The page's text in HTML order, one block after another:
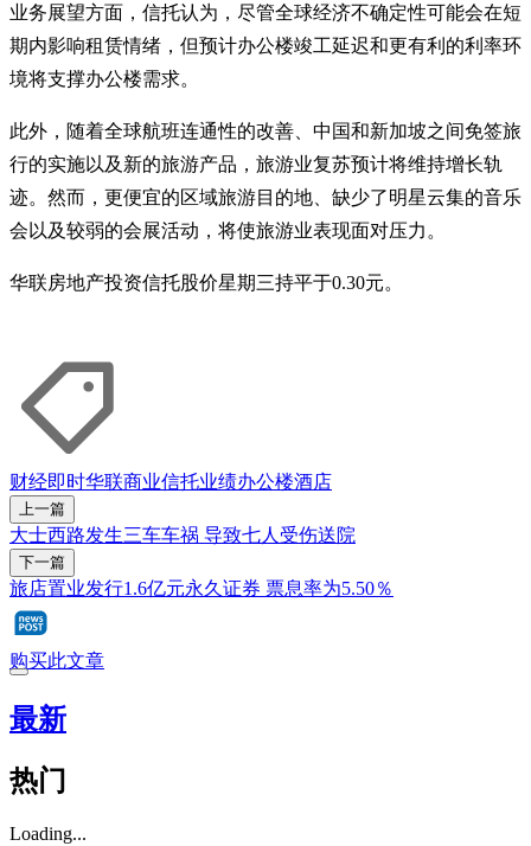
业务展望方面，信托认为，尽管全球经济不确定性可能会在短
期内影响租赁情绪，但预计办公楼竣工延迟和更有利的利率环
境将支撑办公楼需求。
此外，随着全球航班连通性的改善、中国和新加坡之间免签旅
行的实施以及新的旅游产品，旅游业复苏预计将维持增长轨
迹。然而，更便宜的区域旅游目的地、缺少了明星云集的音乐
会以及较弱的会展活动，将使旅游业表现面对压力。
华联房地产投资信托股价星期三持平于0.30元。
财经即时华联商业信托业绩办公楼酒店
上一篇
大士西路发生三车车祸 导致七人受伤送院
下一篇
旅店置业发行1.6亿元永久证券 票息率为5.50％
购买此文章
最新
热门
Loading...